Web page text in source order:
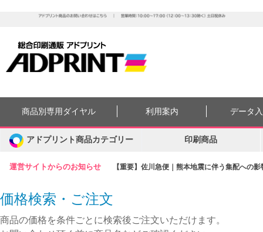
運営サイトからのお知らせ 【重要】佐川急便｜熊本地震に伴う集配への
商品別専用ダイヤル 利用案内 データ
アドプリント商品カテゴリー 印刷商品
価格検索・ご注文
商品の価格を条件ごとに検索後ご注文いただけます。